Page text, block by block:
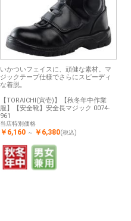
いかついフェイスに、頑健な素材。マ
ジックテープ仕様でさらにスピーディ
な着脱。
【TORAICHI(寅壱)】【秋冬年中作業
服】【安全靴】安全長マジック 0074-
961
当店特別価格
￥6,160 ～ ￥6,380(税込)